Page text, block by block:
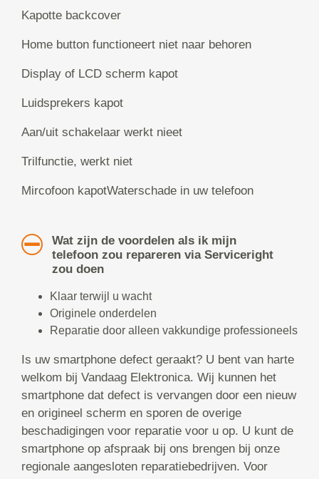
Kapotte backcover
Home button functioneert niet naar behoren
Display of LCD scherm kapot
Luidsprekers kapot
Aan/uit schakelaar werkt nieet
Trilfunctie, werkt niet
Mircofoon kapotWaterschade in uw telefoon
Wat zijn de voordelen als ik mijn
telefoon zou repareren via Serviceright
zou doen
Klaar terwijl u wacht
Originele onderdelen
Reparatie door alleen vakkundige professioneels
Is uw smartphone defect geraakt? U bent van harte
welkom bij Vandaag Elektronica. Wij kunnen het
smartphone dat defect is vervangen door een nieuw
en origineel scherm en sporen de overige
beschadigingen voor reparatie voor u op. U kunt de
smartphone op afspraak bij ons brengen bij onze
regionale aangesloten reparatiebedrijven. Voor